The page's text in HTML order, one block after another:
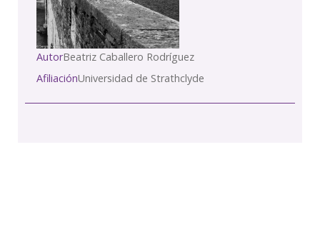
AutorBeatriz Caballero Rodríguez
AfiliaciónUniversidad de Strathclyde